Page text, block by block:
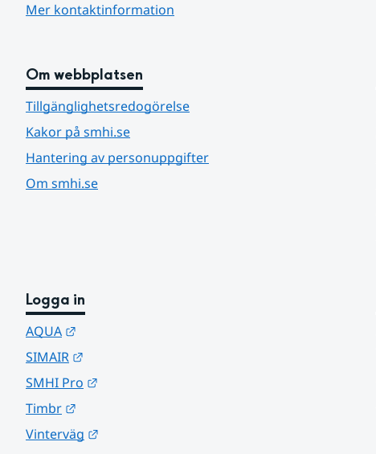
Mer kontaktinformation
Om webbplatsen
Tillgänglighetsredogörelse
Kakor på smhi.se
Hantering av personuppgifter
Om smhi.se
Logga in
AQUA
SIMAIR
SMHI Pro
Timbr
Vinterväg